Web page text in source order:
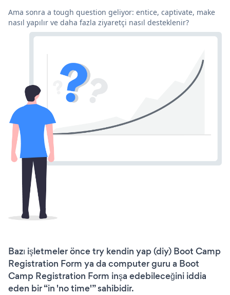
Ama sonra a tough question geliyor: entice, captivate, make
nasıl yapılır ve daha fazla ziyaretçi nasıl desteklenir?
Bazı işletmeler önce try kendin yap (diy) Boot Camp
Registration Form ya da computer guru a Boot
Camp Registration Form inşa edebileceğini iddia
eden bir “in 'no time'” sahibidir.